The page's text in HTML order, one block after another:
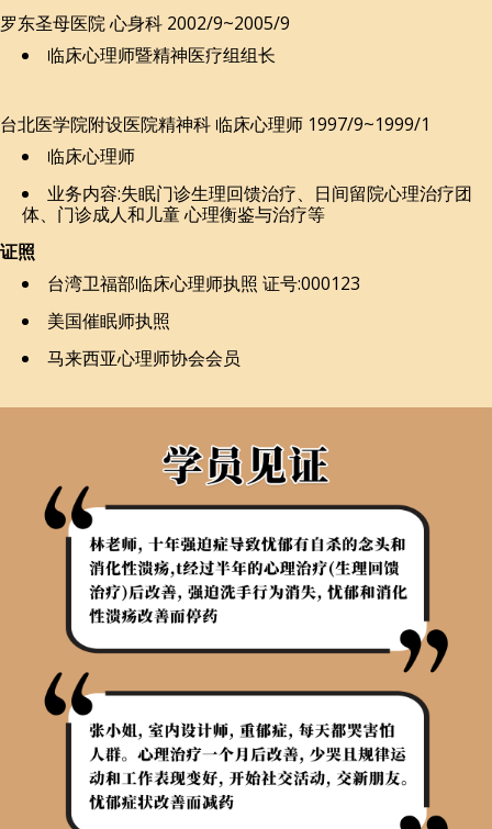
罗东圣母医院 心身科 2002/9~2005/9
临床心理师暨精神医疗组组长
台北医学院附设医院精神科 临床心理师 1997/9~1999/1
临床心理师
业务内容:失眠门诊生理回馈治疗、日间留院心理治疗团
体、门诊成人和儿童 心理衡鉴与治疗等
证照
台湾卫福部临床心理师执照 证号:000123
美国催眠师执照
马来西亚心理师协会会员